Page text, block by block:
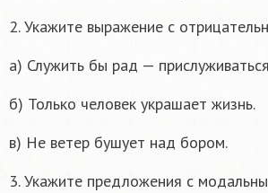
2. Укажите выражение с
а) Служить бы рад —
б) Только человек украшает жизнь.
в) Не ветер бушует над бором.
3. Укажите предложения с